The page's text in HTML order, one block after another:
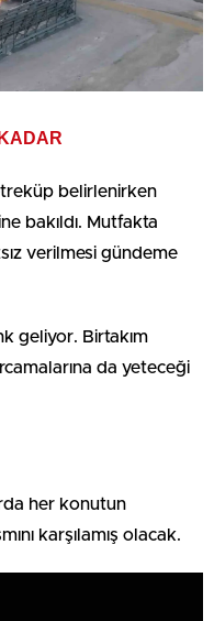
belirlenirken
bakıldı. Mutfakta
verilmesi gündeme
geliyor. Birtakım
da yeteceği
her konutun
karşılamış olacak.